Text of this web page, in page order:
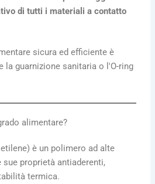
di tutti i materiali a contatto
sicura ed efficiente è
la guarnizione sanitaria o l'O-ring
alimentare?
è un polimero ad alte
proprietà antiaderenti,
termica.